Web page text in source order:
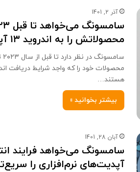
آذر 2, 1401
سامسونگ
محصولاتش را به اندروید ۱۳ آپدیت کند
هستند…
بیشتر بخوانید »
آبان 28, 1401
سامسونگ می‌خواهد فرایند
آپدیت‌های نرم‌افزاری را